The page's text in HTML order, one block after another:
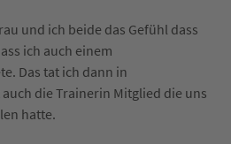
und ich beide das Gefühl dass
ich auch einem
Das tat ich dann in
die Trainerin Mitglied die uns
hatte.